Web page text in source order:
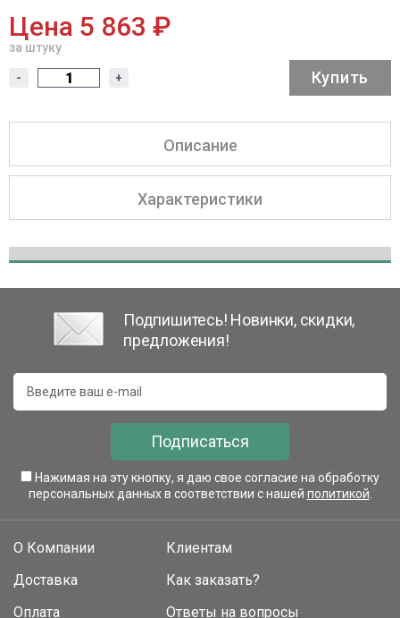
Цена 5 863 ₽
за штуку
- + Купить
Описание
Характеристики
Подпишитесь! Новинки, скидки,
предложения!
Подписаться
Нажимая на эту кнопку, я даю свое согласие на обработку
персональных данных в соответствии с нашей политикой
О Компании
Доставка
Оплата
Клиентам
Как заказать?
Ответы на вопросы